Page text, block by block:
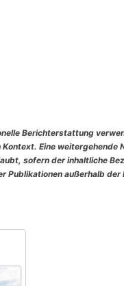
Berichterstattung
Eine weitergehende
sofern der inhaltliche
Publikationen außerhalb